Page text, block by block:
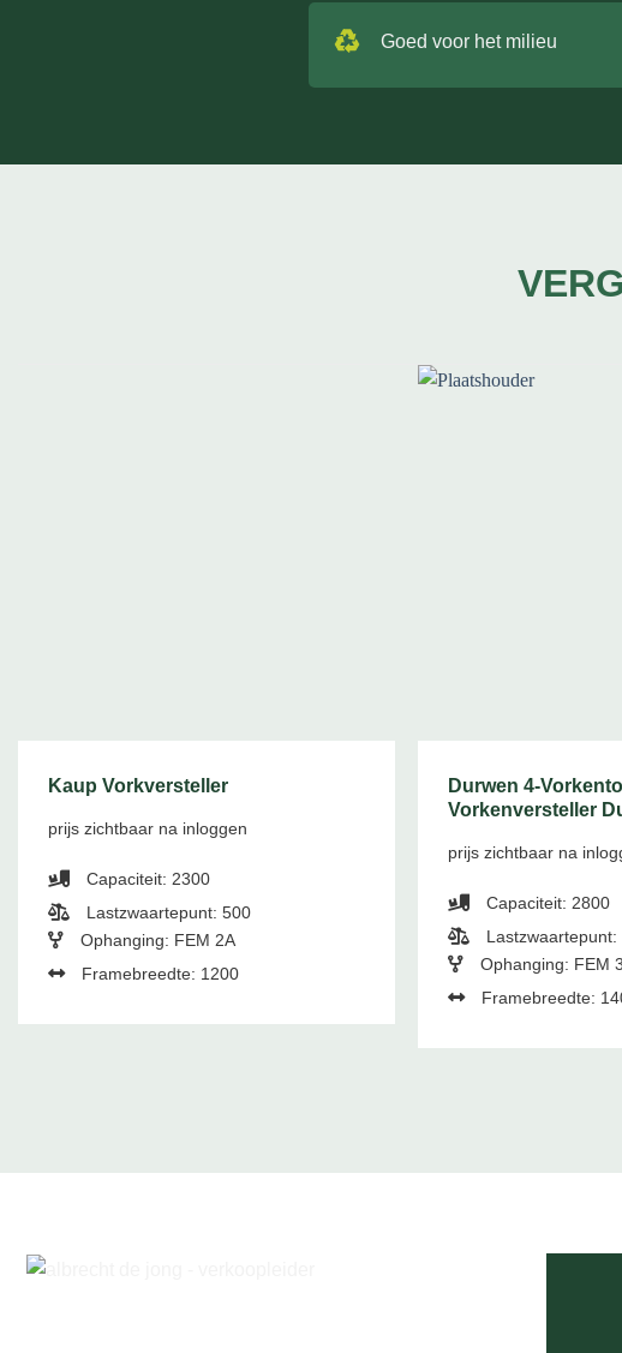
Goed voor het milieu
Kaup Vorkversteller
prijs zichtbaar na inloggen
Capaciteit: 2300
Lastzwaartepunt: 500
Ophanging: FEM 2A
Framebreedte: 1200
Durwen 4-
Vorkenversteller
prijs zichtbaar na
Capaciteit: 2800
Lastzwaartepunt:
Ophanging: FEM
Framebreedte: